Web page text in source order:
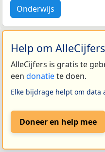
Onderwijs
Help om
AlleCijfers is gratis te
een donatiete doen.
Elke bijdrage helpt om data
Doneer en help mee